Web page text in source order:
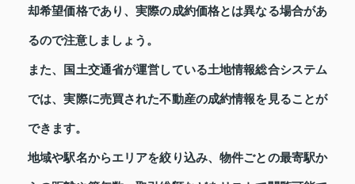
却希望価格であり、実際の成約価格とは異なる場合があ
るので注意しましょう。
また、国土交通省が運営している土地情報総合システム
では、実際に売買された不動産の成約情報を見ることが
できます。
地域や駅名からエリアを絞り込み、物件ごとの最寄駅か